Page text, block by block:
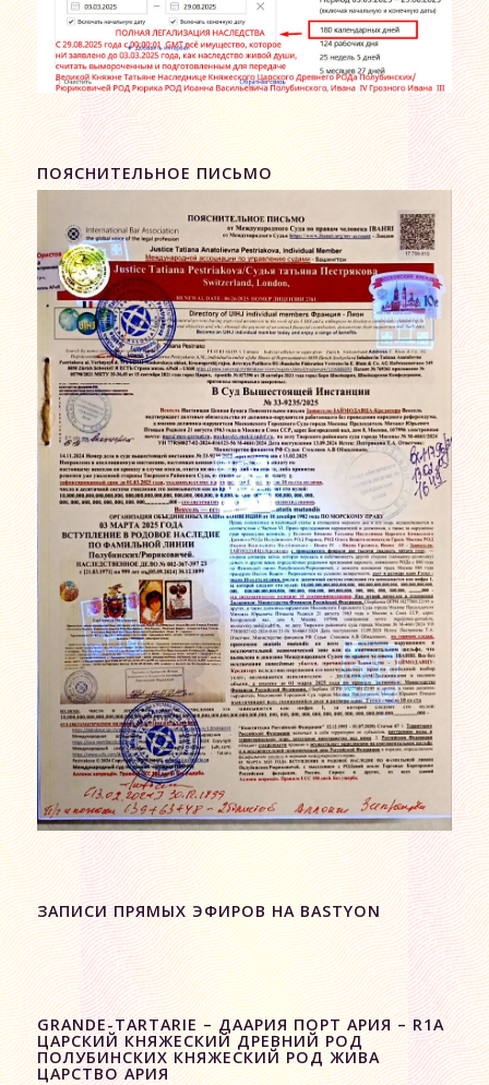
ПОЯСНИТЕЛЬНОЕ ПИСЬМО
ЗАПИСИ ПРЯМЫХ ЭФИРОВ НА BASTYON
GRANDE-TARTARIE – ДААРИЯ ПОРТ АРИЯ – R1A
ЦАРСКИЙ КНЯЖЕСКИЙ ДРЕВНИЙ РОД
ПОЛУБИНСКИХ КНЯЖЕСКИЙ РОД ЖИВА
ЦАРСТВО АРИЯ